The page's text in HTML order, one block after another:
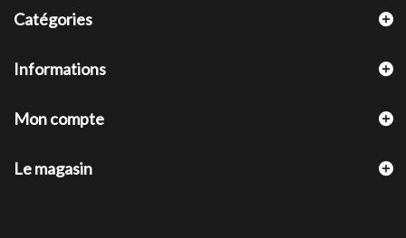
Catégories
Informations
Mon compte
Le magasin